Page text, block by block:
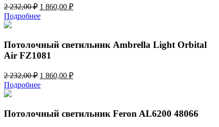
2 232,00₽ Первоначальная
цена
составляла
232,00 ₽.
1 860,00 ₽Текущая
Подробнее
Потолочный светильник Ambrella Light Orbital
Air FZ1081
2 232,00₽ Первоначальная
цена
составляла
232,00 ₽.
1 860,00 ₽Текущая
Подробнее
Потолочный светильник Feron AL6200 48066